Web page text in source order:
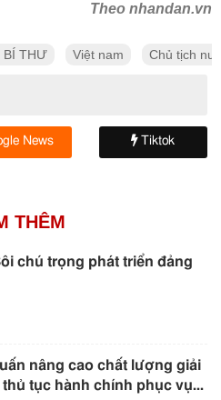
Theo nhandan.vn
BÍ THƯ Việt nam Chủ tịch
News Tiktok
THÊM
chú trọng phát triển đảng
nâng cao chất lượng giải
tục hành chính phục vụ...